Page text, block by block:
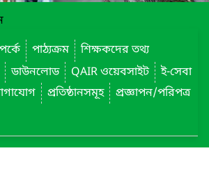
পাঠ্যক্রম
শিক্ষকদের তথ্য
ডাউনলোড QAIR ওয়েবসাইট
ই-সেবা
প্রতিষ্ঠানসমূহ
প্রজ্ঞাপন/পরিপত্র